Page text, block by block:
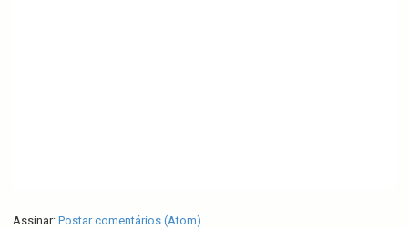
Assinar: Postar comentários (Atom)